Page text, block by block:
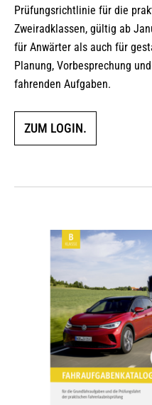
Prüfungsrichtlinie für die
Zweiradklassen, gültig ab
für Anwärter als auch für
Planung, Vorbesprechung
fahrenden Aufgaben.
ZUM LOGIN.